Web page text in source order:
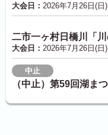
大会日： 2026年7月26日(日)
二市一ヶ村日橋川「
大会日： 2026年7月26日(日)
中止
（中止）第59回湖ま